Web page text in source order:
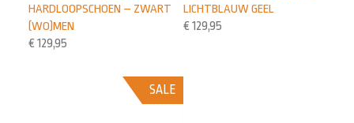
LICHTBLAUW GEEL
€ 129,95
HARDLOOPSCHOEN – ZWART
(WO)MEN
€ 129,95
SALE